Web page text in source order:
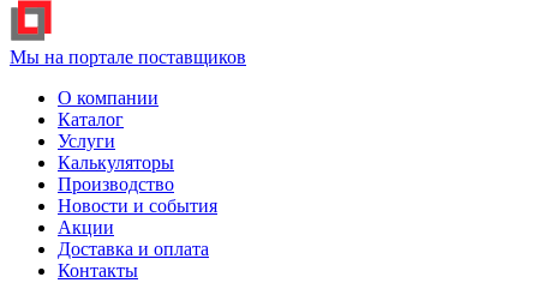
Мы на портале поставщиков
О компании
Каталог
Услуги
Калькуляторы
Производство
Новости и события
Акции
Доставка и оплата
Контакты